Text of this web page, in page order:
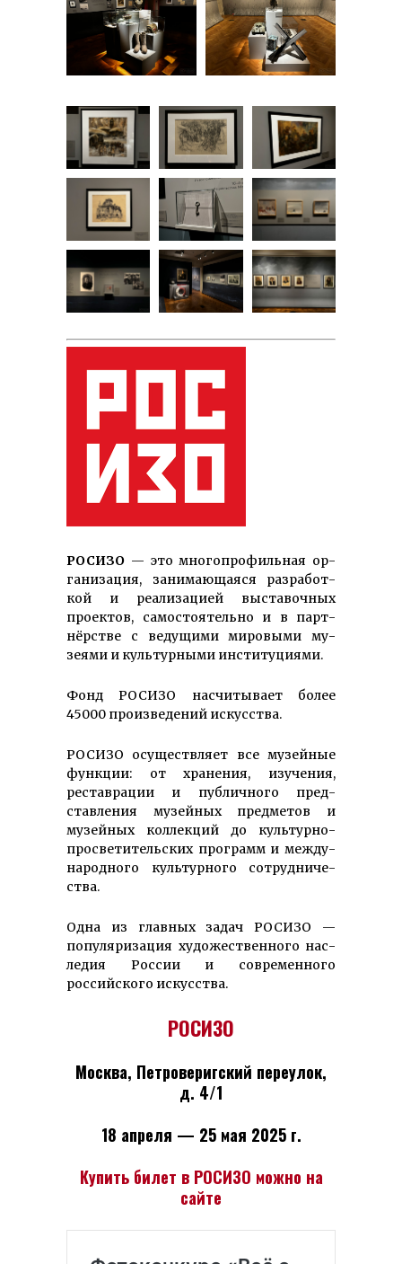
РОСИЗО — это мно­го­про­филь­ная ор­
га­ни­за­ция, зани­мающаяся раз­ра­бот­
кой и реа­ли­­за­цией вы­ста­воч­ных
проектов, са­мо­стоя­тель­но и в парт­
нёрстве с ве­дущими ми­ровыми му­
зеями и куль­тур­ными ин­сти­туциями.
Фонд РОСИЗО насчитывает более
45000 произведений искусства.
РОСИЗО осуществляет все музейные
функции: от хранения, изучения,
реставрации и публичного пред­
ставления музейных предметов и
музейных коллекций до культурно-
просветительских программ и между­
народного культурного сотрудниче­
ства.
Одна из главных задач РОСИЗО —
популяризация художественного нас­
ледия России и современного
российского искусства.
РОСИЗО
Москва, Петроверигский переулок,
д. 4/1
18 апреля — 25 мая 2025 г.
Купить билет в РОСИЗО можно на
сайте